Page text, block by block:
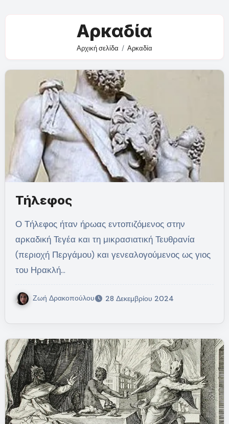
Αρκαδία
Αρχική σελίδα Αρκαδία
Τήλεφος
Ο Τήλεφος ήταν ήρωας εντοπιζόμενος στην
αρκαδική Τεγέα και τη μικρασιατική Τευθρανία
(περιοχή Περγάμου) και γενεαλογούμενος ως γιος
του Ηρακλή…
Ζωή Δρακοπούλου 28 Δεκεμβρίου 2024